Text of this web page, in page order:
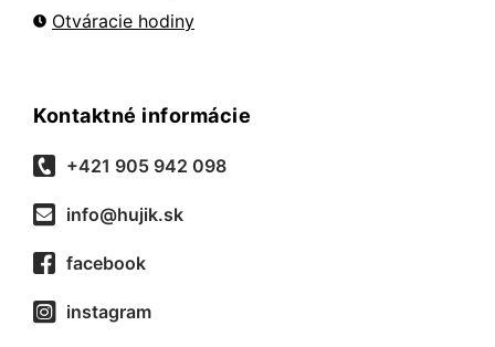
Otváracie hodiny
Kontaktné informácie
+421 905 942 098
info@hujik.sk
facebook
instagram